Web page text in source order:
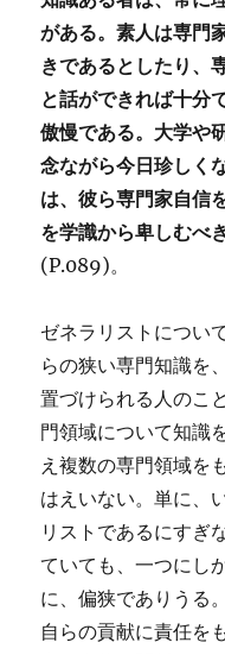
がある。素人は専門
きであるとしたり、
と話ができれば十分
傲慢である。大学や
念ながら今日珍しく
は、彼ら専門家自信
を学識から卑しむべ
(P.089)。
ゼネラリストについ
らの狭い専門知識を
置づけられる人のこ
門領域について知識
え複数の専門領域を
はえいない。単に、
リストであるにすぎ
ていても、一つにし
に、偏狭でありうる。
自らの貢献に責任を